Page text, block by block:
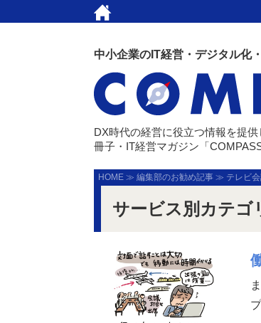
中小企業のIT経営・デジタル化
DX時代の経営に役立つ情報を提供
冊子・IT経営マガジン「
HOME ≫ 編集部のお勧め記事 ≫ テレビ
サービス別カテゴ